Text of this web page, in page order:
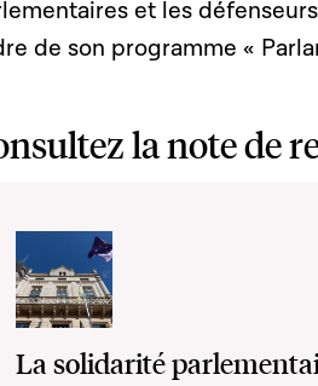
et les
de son programme «
la note de
La solidarité